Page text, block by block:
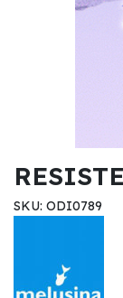
SKU: ODI0789